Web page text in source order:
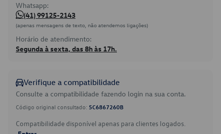
Whatsapp:
(41) 99125-2143
(apenas mensagens de texto, não atendemos ligações)
Horário de atendimento:
Segunda à sexta, das 8h às 17h.
Verifique a compatibilidade
Consulte a compatibilidade fazendo login na sua conta.
Código original consultado: 5C6867260B
Compatibilidade disponível apenas para clientes logados.